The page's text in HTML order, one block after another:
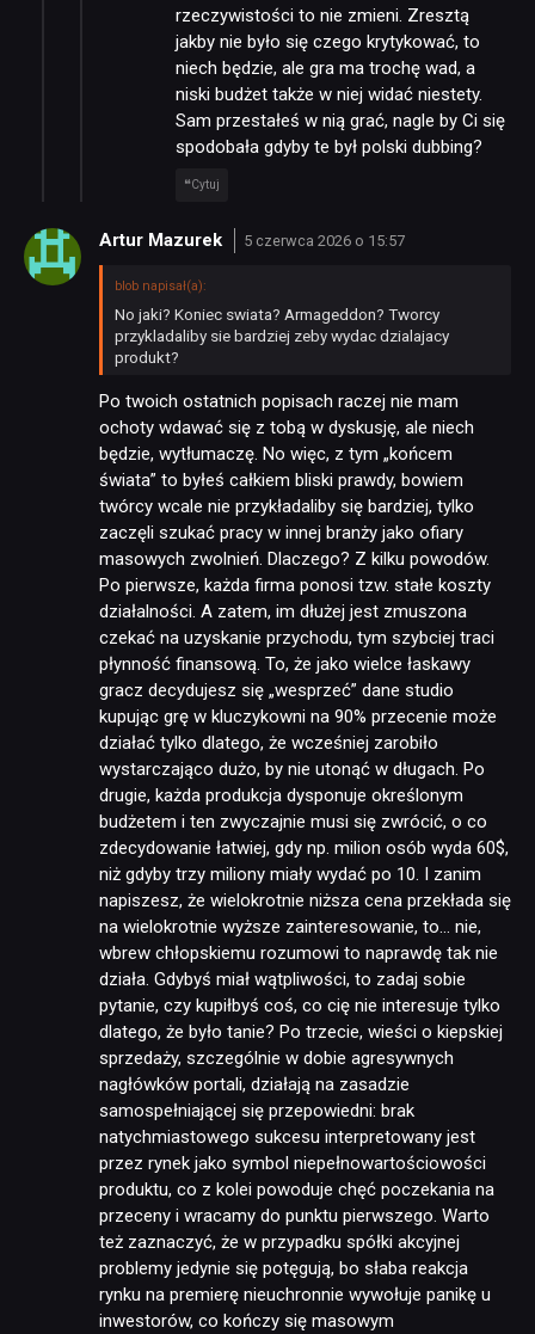
NEWSY
RECENZJE
KULTURA
RETRO
TECHNOLOGIE
DYSKUSJE
JUŻ GRALIŚMY
SKLEP
rzeczywistości to nie zmieni. Zresztą
jakby nie było się czego krytykować, to
niech będzie, ale gra ma trochę wad, a
niski budżet także w niej widać niestety.
Sam przestałeś w nią grać, nagle by Ci się
spodobała gdyby te był polski dubbing?
Cytuj
Artur Mazurek 5 czerwca 2026 o 15:57
blob napisał(a):
No jaki? Koniec swiata? Armageddon? Tworcy
przykladaliby sie bardziej zeby wydac dzialajacy
produkt?
Po twoich ostatnich popisach raczej nie mam
ochoty wdawać się z tobą w dyskusję, ale niech
będzie, wytłumaczę. No więc, z tym „końcem
świata” to byłeś całkiem bliski prawdy, bowiem
twórcy wcale nie przykładaliby się bardziej, tylko
zaczęli szukać pracy w innej branży jako ofiary
masowych zwolnień. Dlaczego? Z kilku powodów.
Po pierwsze, każda firma ponosi tzw. stałe koszty
działalności. A zatem, im dłużej jest zmuszona
czekać na uzyskanie przychodu, tym szybciej traci
płynność finansową. To, że jako wielce łaskawy
gracz decydujesz się „wesprzeć” dane studio
kupując grę w kluczykowni na 90% przecenie może
działać tylko dlatego, że wcześniej zarobiło
wystarczająco dużo, by nie utonąć w długach. Po
drugie, każda produkcja dysponuje określonym
budżetem i ten zwyczajnie musi się zwrócić, o co
zdecydowanie łatwiej, gdy np. milion osób wyda 60$,
niż gdyby trzy miliony miały wydać po 10. I zanim
napiszesz, że wielokrotnie niższa cena przekłada się
na wielokrotnie wyższe zainteresowanie, to… nie,
wbrew chłopskiemu rozumowi to naprawdę tak nie
działa. Gdybyś miał wątpliwości, to zadaj sobie
pytanie, czy kupiłbyś coś, co cię nie interesuje tylko
dlatego, że było tanie? Po trzecie, wieści o kiepskiej
sprzedaży, szczególnie w dobie agresywnych
nagłówków portali, działają na zasadzie
samospełniającej się przepowiedni: brak
natychmiastowego sukcesu interpretowany jest
przez rynek jako symbol niepełnowartościowości
produktu, co z kolei powoduje chęć poczekania na
przeceny i wracamy do punktu pierwszego. Warto
też zaznaczyć, że w przypadku spółki akcyjnej
problemy jedynie się potęgują, bo słaba reakcja
rynku na premierę nieuchronnie wywołuje panikę u
inwestorów, co kończy się masowym